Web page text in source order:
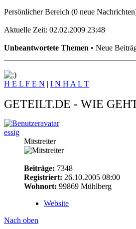
Persönlicher Bereich (0 neue
Aktuelle Zeit: 02.02.2009 23:48
Unbeantwortete Themen • Neue
H E L F E N | I N H A L T
GETEILT.DE - WIE
essig
Mitstreiter
Beiträge: 7348
Registriert: 26.10.2005 08:00
Wohnort: 99869 Mühlberg
Website
Nach oben